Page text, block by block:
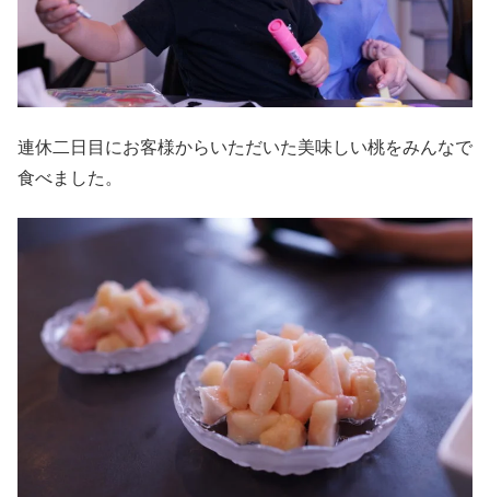
連休二日目にお客様からいただいた美味しい桃をみんなで
食べました。